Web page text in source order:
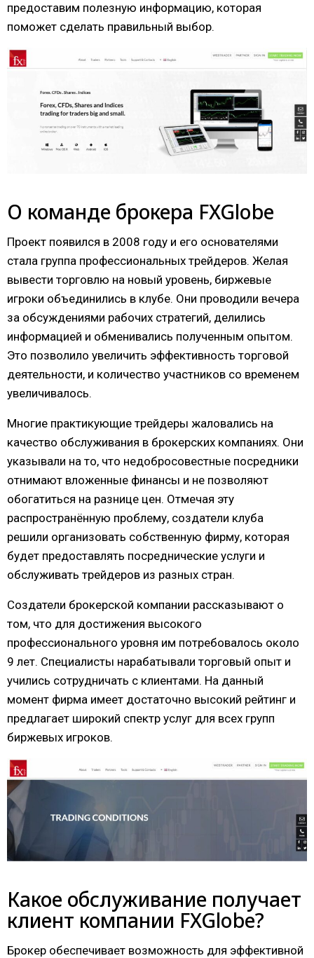
предоставим полезную информацию, которая
поможет сделать правильный выбор.
О команде брокера FXGlobe
Проект появился в 2008 году и его основателями
стала группа профессиональных трейдеров. Желая
вывести торговлю на новый уровень, биржевые
игроки объединились в клубе. Они проводили вечера
за обсуждениями рабочих стратегий, делились
информацией и обменивались полученным опытом.
Это позволило увеличить эффективность торговой
деятельности, и количество участников со временем
увеличивалось.
Многие практикующие трейдеры жаловались на
качество обслуживания в брокерских компаниях. Они
указывали на то, что недобросовестные посредники
отнимают вложенные финансы и не позволяют
обогатиться на разнице цен. Отмечая эту
распространённую проблему, создатели клуба
решили организовать собственную фирму, которая
будет предоставлять посреднические услуги и
обслуживать трейдеров из разных стран.
Создатели брокерской компании рассказывают о
том, что для достижения высокого
профессионального уровня им потребовалось около
9 лет. Специалисты нарабатывали торговый опыт и
учились сотрудничать с клиентами. На данный
момент фирма имеет достаточно высокий рейтинг и
предлагает широкий спектр услуг для всех групп
биржевых игроков.
Какое обслуживание получает
клиент компании FXGlobe?
Брокер обеспечивает возможность для эффективной